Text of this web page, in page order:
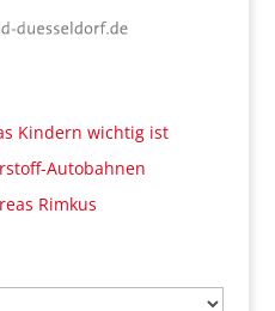
Kindern wichtig ist
Autobahnen
Rimkus